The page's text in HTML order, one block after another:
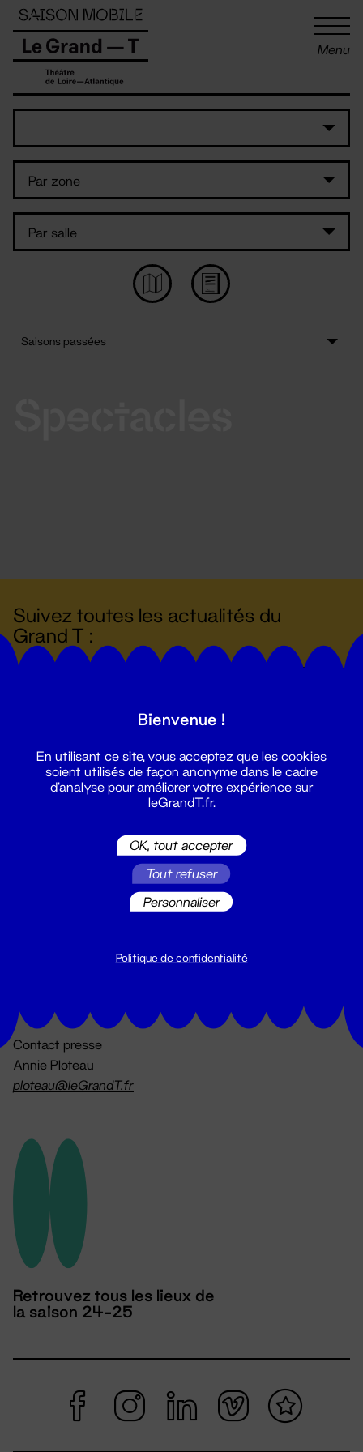
Menu
Suivez toutes les actualités du
Grand T :
billetterie@leGrandT.fr
Du lundi au vendredi 14h → 18h
Contact presse
Annie Ploteau
ploteau@leGrandT.fr
Retrouvez tous les lieux de
la saison 24-25
Panneau de gestion des cookies
Bienvenue !
En utilisant ce site, vous acceptez que les cookies
soient utilisés de façon anonyme dans le cadre
d'analyse pour améliorer votre expérience sur
leGrandT.fr.
OK, tout accepter
Tout refuser
Personnaliser
Politique de confidentialité